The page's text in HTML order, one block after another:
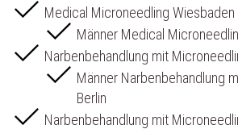
Medical Microneedling Wiesbaden
Männer Medical
Narbenbehandlung mit
Männer Narbenbehandlung
Berlin
Narbenbehandlung mit